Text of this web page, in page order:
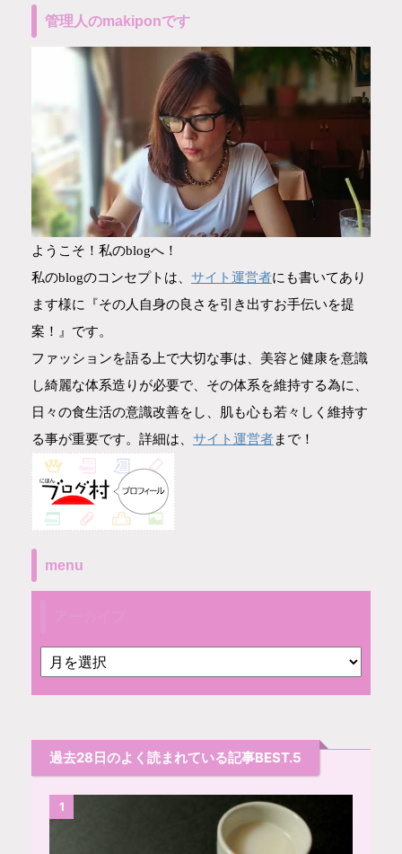
管理人のmakiponです
ようこそ！私のblogへ！
私のblogのコンセプトは、 サイト運営者にも書いてあり
ます様に『その人自身の良さを引き出すお手伝いを提
案！』です。
ファッションを語る上で大切な事は、美容と健康を意識
し綺麗な体系造りが必要で、その体系を維持する為に、
日々の食生活の意識改善をし、肌も心も若々しく維持す
る事が重要です。詳細は、 サイト運営者まで！
menu
過去28日のよく読まれている記事BEST.5
1